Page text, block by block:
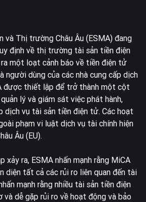
và Thị trường Châu Âu (ESMA) đang
định về thị trường tài sản tiền điện
một loạt cảnh báo về tiền điện tử
người dùng của các nhà cung cấp dịch
được thiết lập để trở thành một cột
lý và giám sát việc phát hành,
dịch vụ tài sản tiền điện tử. Các hoạt
phạm vi luật dịch vụ tài chính hiện
Âu (EU).
xảy ra, ESMA nhấn mạnh rằng MiCA
diện tất cả các rủi ro liên quan đến tài
mạnh rằng nhiều tài sản tiền điện
dễ gặp rủi ro về hoạt động và bảo